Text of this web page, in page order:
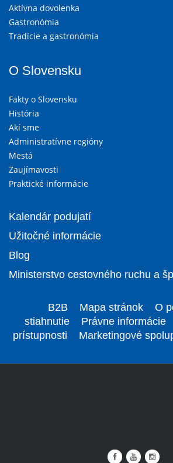
Aktívna dovolenka
Gastronómia
Tradície a gastronómia
O Slovensku
Fakty o Slovensku
História
Akí sme
Administratívne regióny
Mestá
Zaujímavosti
Praktické informácie
Kalendár podujatí
Užitočné informácie
Blog
Ministerstvo cestovného ruchu a
B2B Mapa stránok O
stiahnutie
Právne informácie
prístupnosti
Marketingové